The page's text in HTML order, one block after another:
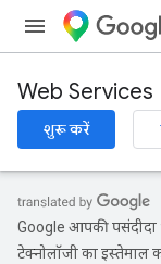
Web Services
शुरू करें
Google आपकी
टेक्नोलॉजी का इस्तेमाल